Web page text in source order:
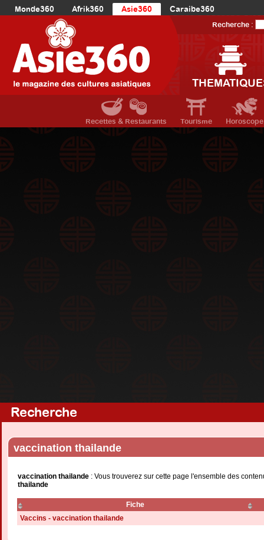
Monde360 Afrik360 Asie360
Caraibe360
Europe360
AmériqueDuNord360
Océanie360
Recherche :
Recettes & Restaurants Tourisme Horoscope
Recherche
vaccination thailande
vaccination thailande : Vous trouverez sur cette page l'ensemble des
thailande
Fiche
Vaccins - vaccination thailande